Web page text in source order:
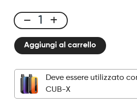
CUBX
Pods
BLK
Energy
Bull
Aggiungi al carrello
Deve essere utilizzato
CUB-X